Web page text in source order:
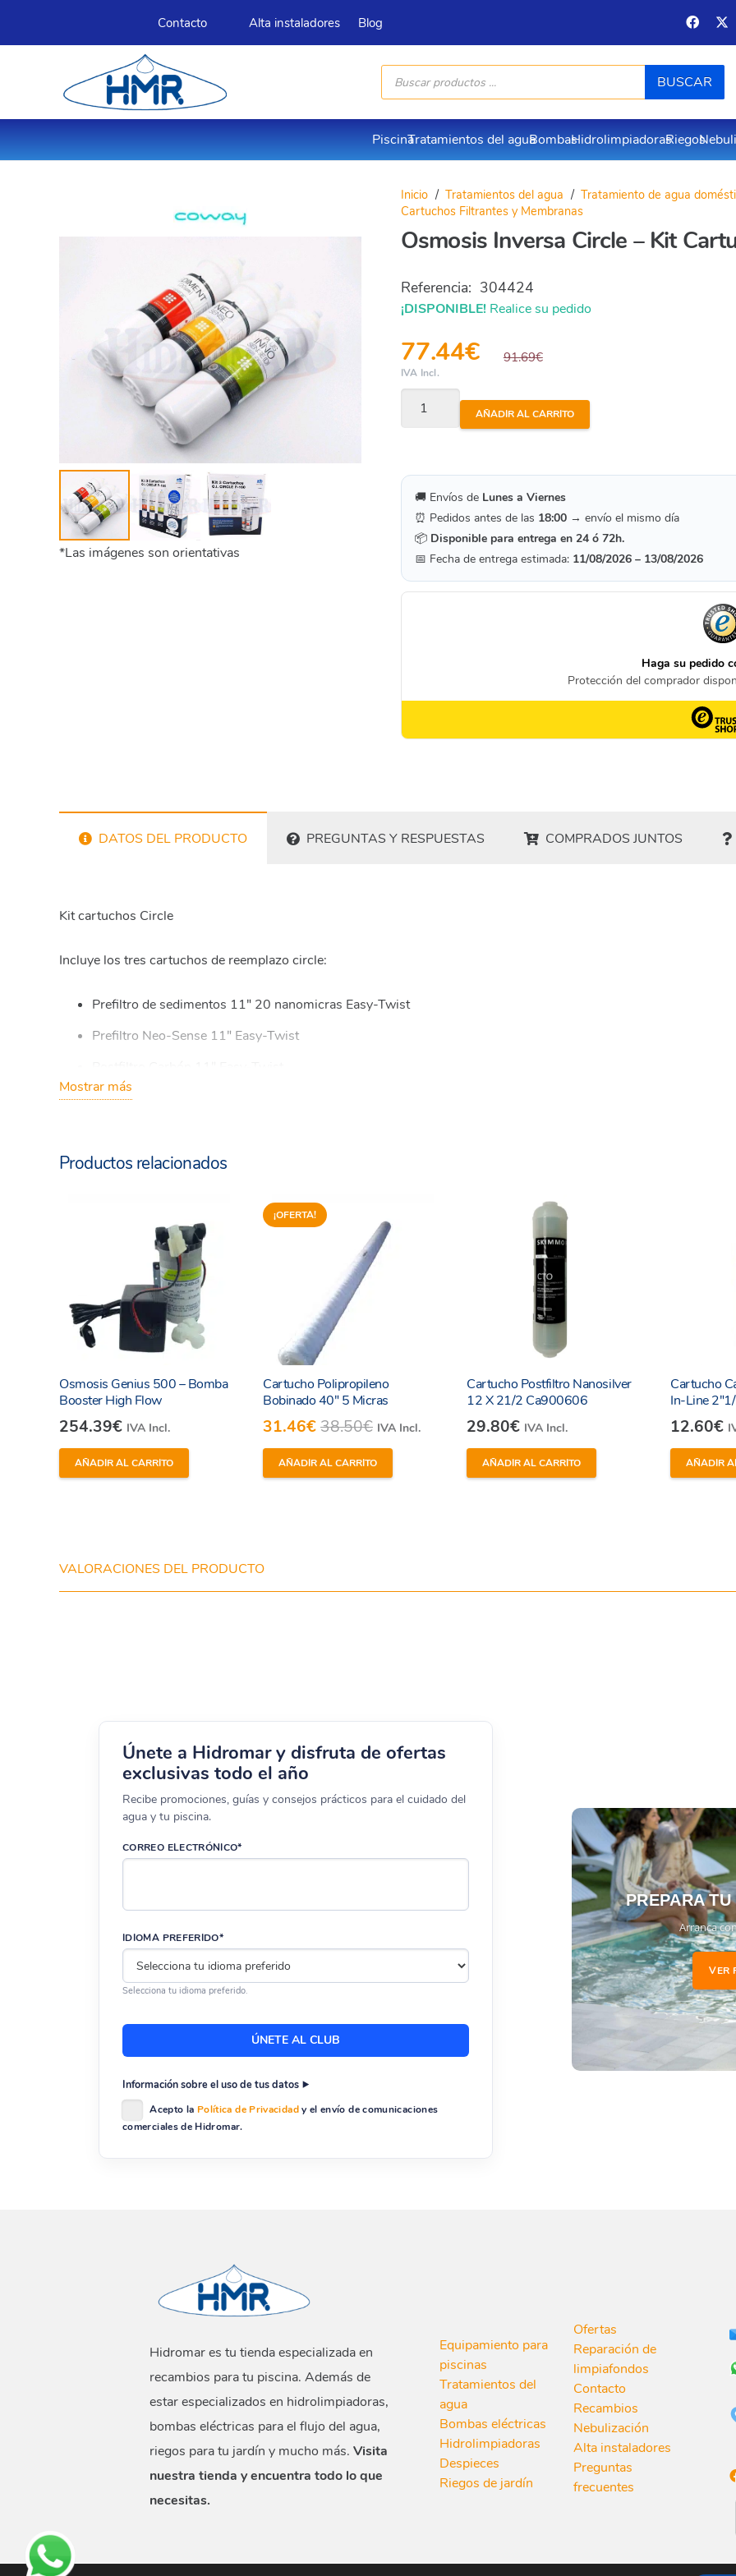
Contacto Alta instaladores Blog
Búsqueda
productos
BUSCAR
PiscinaTratamientos del aguaBombasHidrolimpiadorasRiegos
*Las imágenes son orientativas
Inicio / Tratamientos del agua / Tratamiento de agua
Cartuchos Filtrantes y Membranas
Osmosis Inversa Circle – Kit
Referencia: 304424
¡DISPONIBLE!Realice su pedido
77.44€ 91.69€
IVA Incl.
Osmosis
Inversa
-
Kit
Cartuchos
Recambio
cantidad
AÑADIR AL CARRITO
🚚 Envíos de Lunes a Viernes
⏰ Pedidos antes de las 18:00→ envío el mismo día
📦 Disponible para entrega en 24 ó 72h.
📅 Fecha de entrega estimada: 11/08/2026 – 13/08/2026
DATOS DEL PRODUCTO PREGUNTAS Y RESPUESTAS COMPRADOS JUNTOS
Kit cartuchos Circle
Incluye los tres cartuchos de reemplazo circle:
Prefiltro de sedimentos 11″ 20 nanomicras Easy-Twist
Prefiltro Neo-Sense 11″ Easy-Twist
Mostrar más
Productos relacionados
Osmosis Genius 500 – Bomba
Booster High Flow
254.39€ IVA Incl.
AÑADIR AL CARRITO
¡OFERTA!
Cartucho Polipropileno
Bobinado 40″ 5 Micras
31.46€38.50€ IVA Incl.
AÑADIR AL CARRITO
Cartucho Postfiltro Nanosilver
12 X 21/2 Ca900606
29.80€ IVA Incl.
AÑADIR AL CARRITO
Cartucho
In-Line
12.60€
AÑADIR
VALORACIONES DEL PRODUCTO
Únete a Hidromar y disfruta de ofertas
exclusivas todo el año
Recibe promociones, guías y consejos prácticos para el cuidado del
agua y tu piscina.
CORREO ELECTRÓNICO*
IDIOMA PREFERIDO*
Selecciona tu idioma preferido.
Información sobre el uso de tus datos
Acepto la Política de Privacidady el envío de comunicaciones
comerciales de Hidromar.
PREPARA
Arranca
VER
Hidromar es tu tienda especializada en
recambios para tu piscina. Además de
estar especializados en hidrolimpiadoras,
bombas eléctricas para el flujo del agua,
riegos para tu jardín y mucho más. Visita
nuestra tienda y encuentra todo lo que
necesitas.
Equipamiento para
piscinas
Tratamientos del
agua
Bombas eléctricas
Hidrolimpiadoras
Despieces
Riegos de jardín
Ofertas
Reparación de
limpiafondos
Contacto
Recambios
Nebulización
Alta instaladores
Preguntas
frecuentes